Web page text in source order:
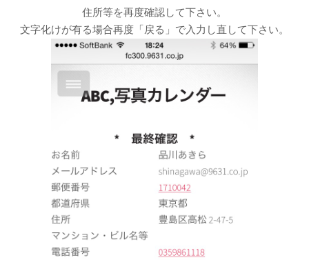
住所等を再度確認して下さい。
文字化けが有る場合再度「戻る」で入力し直して下さい。